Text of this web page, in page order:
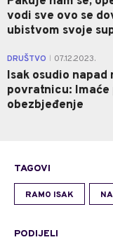
vodi sve ovo se
ubistvom svoje
DRUŠTVO 07.12.2023.
Isak osudio napad
povratnicu:
obezbjeđenje
TAGOVI
RAMO ISAK
PODIJELI